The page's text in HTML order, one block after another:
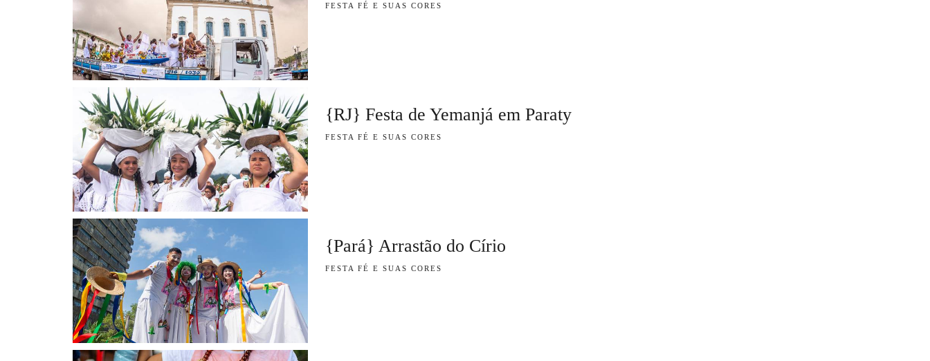
FESTA FÉ E SUAS CORES
{RJ} Festa de Yemanjá em Paraty
FESTA FÉ E SUAS CORES
{Pará} Arrastão do Círio
FESTA FÉ E SUAS CORES